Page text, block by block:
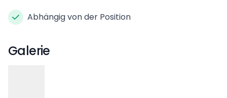
Abhängig von der Position
Galerie